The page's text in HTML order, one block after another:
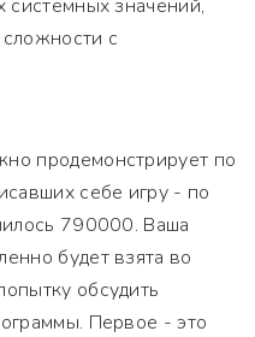
системных значений,
с
продемонстрирует по
себе игру - по
790000. Ваша
будет взята во
обсудить
Первое - это